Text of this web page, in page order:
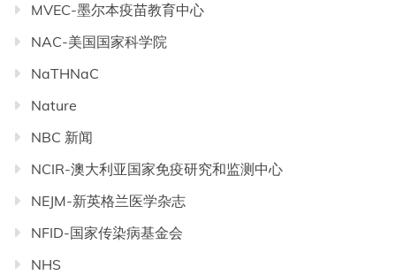
MVEC-墨尔本疫苗教育中心
NAC-美国国家科学院
NaTHNaC
Nature
NBC 新闻
NCIR-澳大利亚国家免疫研究和监测中心
NEJM-新英格兰医学杂志
NFID-国家传染病基金会
NHS